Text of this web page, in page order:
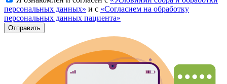
персональных данных» и с «Согласием на обработку
персональных данных пациента»
Отправить